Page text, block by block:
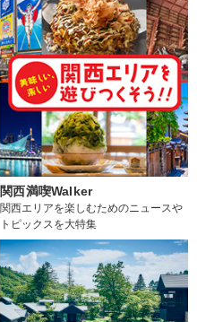
関西満喫Walker
関西エリアを楽しむためのニュースや
トピックスを大特集